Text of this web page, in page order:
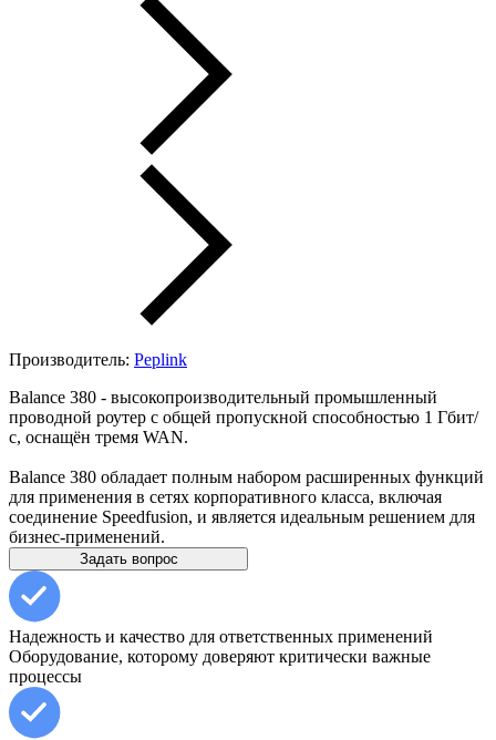
Производитель: Peplink
Balance 380 - высокопроизводительный промышленный
проводной роутер с общей пропускной способностью 1 Гбит/
с, оснащён тремя WAN.
Balance 380 обладает полным набором расширенных функций
для применения в сетях корпоративного класса, включая
соединение Speedfusion, и является идеальным решением для
бизнес-применений.
Задать вопрос
Надежность и качество для ответственных применений
Оборудование, которому доверяют критически важные
процессы